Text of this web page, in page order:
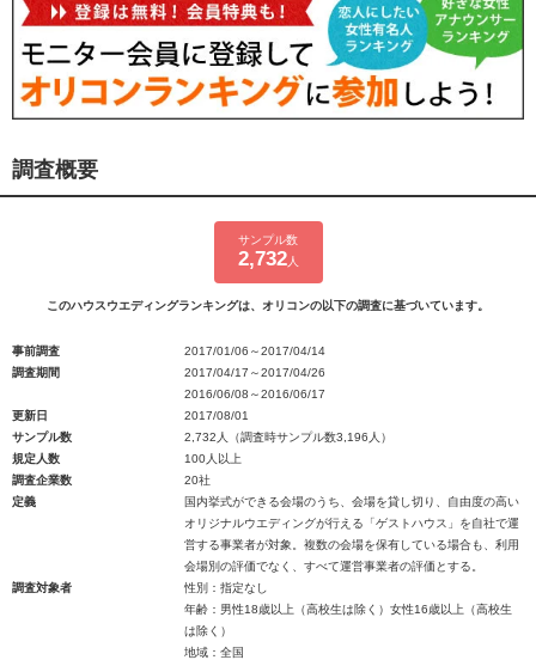
調査概要
サンプル数
2,732人
このハウスウエディングランキングは、オリコンの以下の調査に基づいています。
事前調査
2017/01/06～2017/04/14
調査期間
2017/04/17～2017/04/26
2016/06/08～2016/06/17
更新日
2017/08/01
サンプル数
2,732人（調査時サンプル数3,196人）
規定人数
100人以上
調査企業数
20社
定義
国内挙式ができる会場のうち、会場を貸し切り、自由度の高い
オリジナルウエディングが行える「ゲストハウス」を自社で運
営する事業者が対象。複数の会場を保有している場合も、利用
会場別の評価でなく、すべて運営事業者の評価とする。
調査対象者
性別：指定なし
年齢：男性18歳以上（高校生は除く）女性16歳以上（高校生
は除く）
地域：全国